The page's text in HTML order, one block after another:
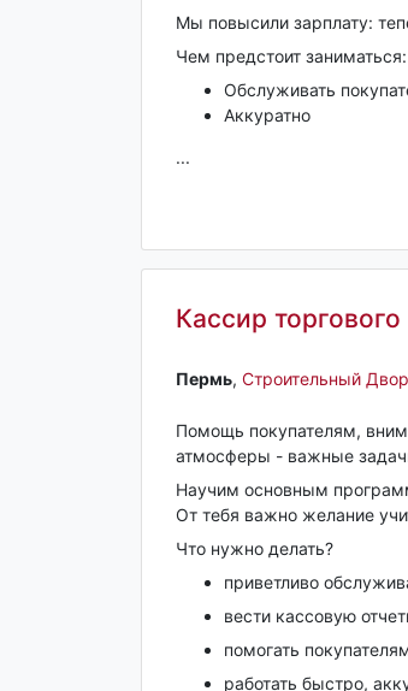
Мы повысили зарплату:
Чем предстоит заниматься:
Обслуживать
Аккуратно
...
Кассир
Пермь‎, Строительный Двор
Помощь покупателям,
атмосферы - важные
Научим основным
От тебя важно желание
Что нужно делать?
приветливо
вести кассовую
помогать
работать быстро,